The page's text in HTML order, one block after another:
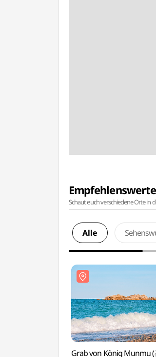
Schaut euch verschiedene Orte in
Alle
Grab von König Munmu (